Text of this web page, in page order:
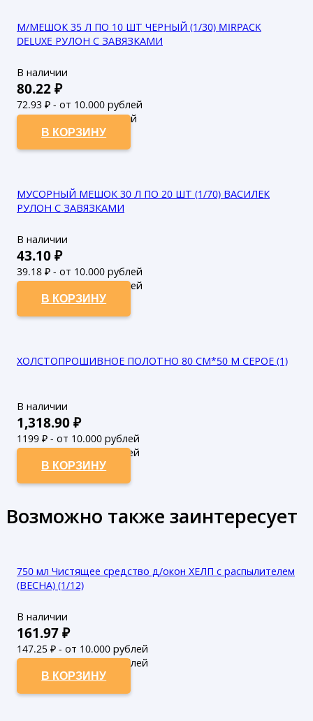
М/МЕШОК 35 Л ПО 10 ШТ ЧЕРНЫЙ (1/30) MIRPACK
DELUXE РУЛОН С ЗАВЯЗКАМИ
В наличии
80.22₽
72.93 ₽ - от 10.000 рублей
66.3₽ - от 50.000 рублей
В КОРЗИНУ
МУСОРНЫЙ МЕШОК 30 Л ПО 20 ШТ (1/70) ВАСИЛЕК
РУЛОН С ЗАВЯЗКАМИ
В наличии
43.10₽
39.18 ₽ - от 10.000 рублей
35.62₽ - от 50.000 рублей
В КОРЗИНУ
ХОЛСТОПРОШИВНОЕ ПОЛОТНО 80 СМ*50 М СЕРОЕ (1)
В наличии
1,318.90₽
1199 ₽ - от 10.000 рублей
1090₽ - от 50.000 рублей
В КОРЗИНУ
Возможно также заинтересует
750 мл Чистящее средство д/окон ХЕЛП с распылителем
(ВЕСНА) (1/12)
В наличии
161.97₽
147.25 ₽ - от 10.000 рублей
133.86₽ - от 50.000 рублей
В КОРЗИНУ